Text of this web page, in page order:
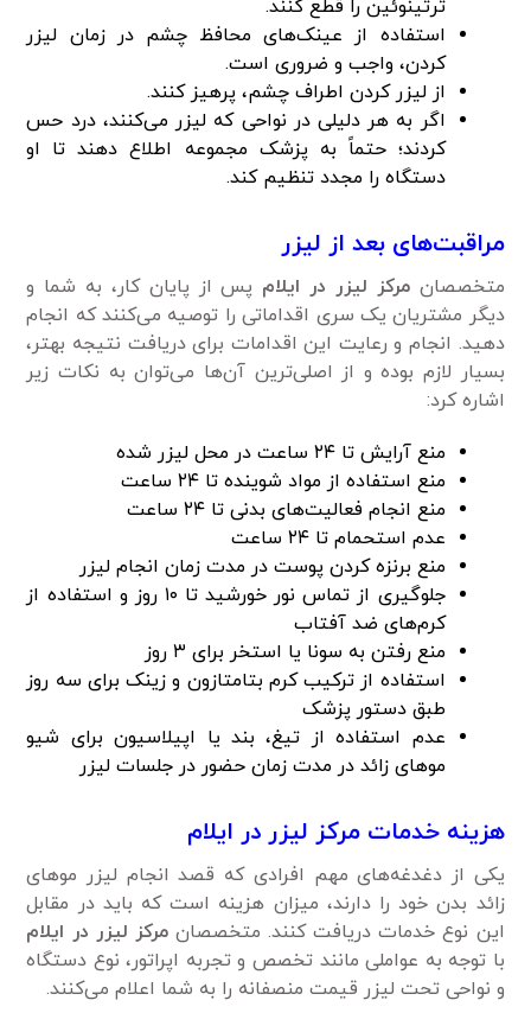
ترتینوئین را قطع کنند.
استفاده از عینک‌های محافظ چشم در زمان لیزر
کردن، واجب و ضروری است.
از لیزر کردن اطراف چشم، پرهیز کنند.
اگر به هر دلیلی در نواحی که لیزر می‌کنند، درد حس
کردند؛ حتماً به پزشک مجموعه اطلاع دهند تا او
دستگاه را مجدد تنظیم کند.
مراقبت‌های بعد از لیزر
متخصصانمرکز لیزر در ایلام پس از پایان کار، به شما و
دیگر مشتریان یک سری اقداماتی را توصیه می‌کنند که انجام
دهید. انجام و رعایت این اقدامات برای دریافت نتیجه بهتر،
بسیار لازم بوده و از اصلی‌ترین آن‌ها می‌توان به نکات زیر
اشاره کرد:
منع آرایش تا ۲۴ ساعت در محل لیزر شده
منع استفاده از مواد شوینده تا ۲۴ ساعت
منع انجام فعالیت‌های بدنی تا ۲۴ ساعت
عدم استحمام تا ۲۴ ساعت
منع برنزه کردن پوست در مدت زمان انجام لیزر
جلوگیری از تماس نور خورشید تا ۱۰ روز و استفاده از
کرم‌های ضد آفتاب
منع رفتن به سونا یا استخر برای ۳ روز
استفاده از ترکیب کرم بتامتازون و زینک برای سه روز
طبق دستور پزشک
عدم استفاده از تیغ، بند یا اپیلاسیون برای شیو
مو‌های زائد در مدت زمان حضور در جلسات لیزر
هزینه خدمات مرکز لیزر در ایلام
یکی از دغدغه‌های مهم افرادی که قصد انجام لیزر مو‌های
زائد بدن خود را دارند، میزان هزینه است که باید در مقابل
این نوع خدمات دریافت کنند. متخصصانمرکز لیزر در ایلام
با توجه به عواملی مانند تخصص و تجربه اپراتور، نوع دستگاه
و نواحی تحت لیزر قیمت منصفانه را به شما اعلام می‌کنند.